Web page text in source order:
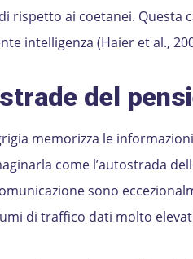
rispetto ai coetanei.
intelligenza (Haier et al.,
del
memorizza le
come l’autostrada
sono
di traffico dati molto